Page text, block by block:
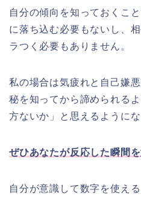
自分の傾向を知っておくこ
に落ち込む必要もないし、
ラつく必要もありません。
私の場合は気疲れと自己嫌
秘を知ってから諦められる
方ないか」と思えるようにな
ぜひあなたが反応した瞬間
自分が意識して数字を使え